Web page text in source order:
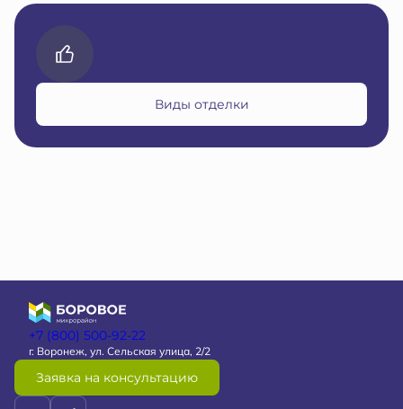
Виды отделки
+7 (800) 500-92-22
г. Воронеж, ул. Сельская улица, 2/2
Заявка на консультацию